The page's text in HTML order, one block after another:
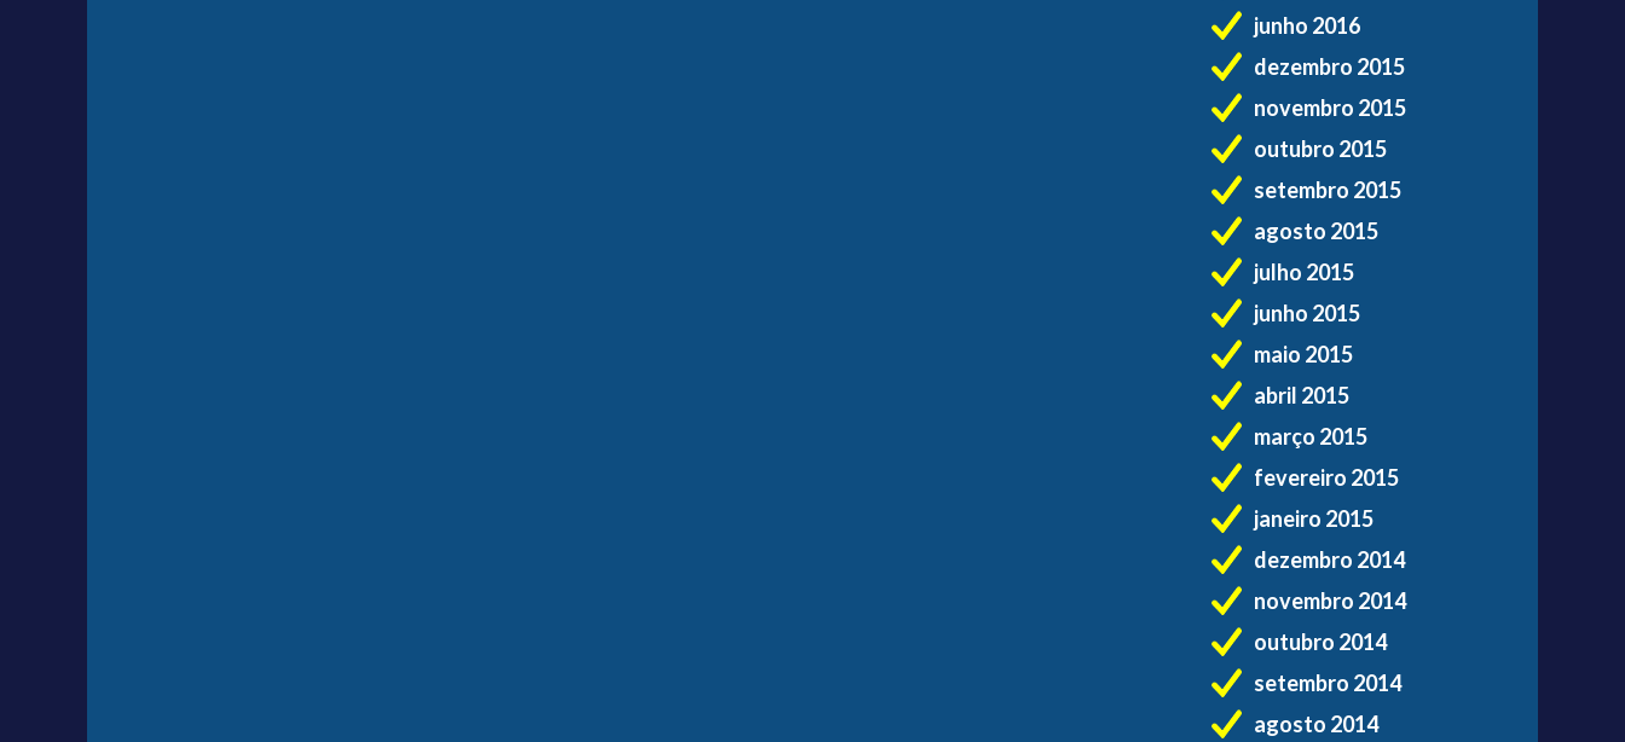
junho 2016
dezembro 2015
novembro 2015
outubro 2015
setembro 2015
agosto 2015
julho 2015
junho 2015
maio 2015
abril 2015
março 2015
fevereiro 2015
janeiro 2015
dezembro 2014
novembro 2014
outubro 2014
setembro 2014
agosto 2014